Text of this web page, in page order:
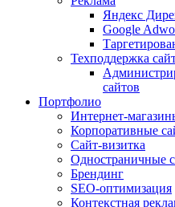
Яндекс
Google
Техподдержка
сайтов
Портфолио
Интернет-
Корпоративные
Сайт-визитка
Одностраничные
Брендинг
SEO-оптимизация
Контекстная